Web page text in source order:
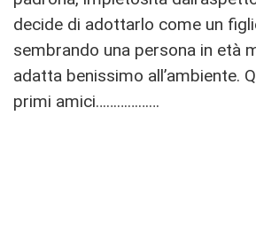
decide di adottarlo come un
sembrando una persona in età
adatta benissimo all’ambiente.
primi amici………………